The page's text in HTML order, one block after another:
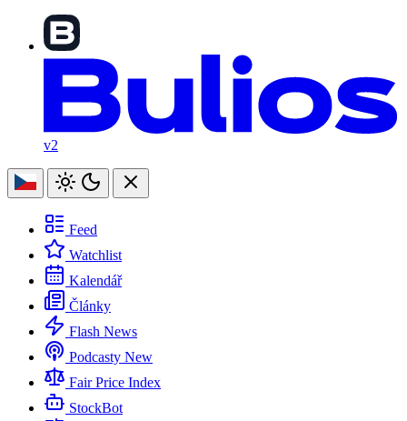
v2
Feed
Watchlist
Kalendář
Články
Flash News
Podcasty New
Fair Price Index
StockBot